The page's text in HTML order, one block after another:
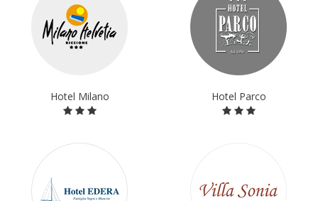
Hotel Milano Hotel Parco